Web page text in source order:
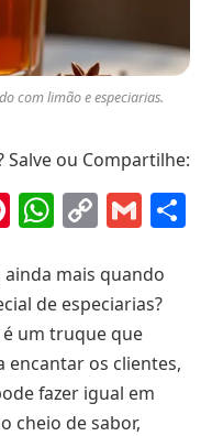
com limão e especiarias.
Salve ou Compartilhe:
Pinterest
Copy
mais quando
de especiarias?
é um truque que
os clientes,
fazer igual em
cheio de sabor,